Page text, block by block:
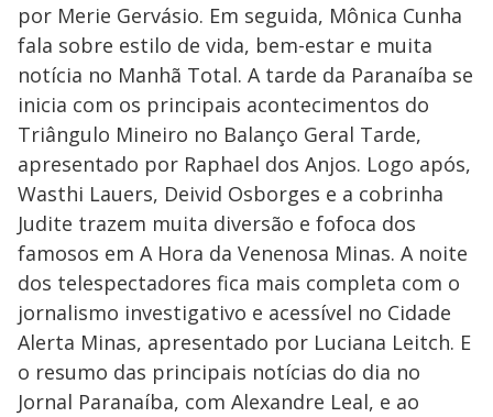
por Merie Gervásio. Em seguida, Mônica Cunha
fala sobre estilo de vida, bem-estar e muita
notícia no Manhã Total. A tarde da Paranaíba se
inicia com os principais acontecimentos do
Triângulo Mineiro no Balanço Geral Tarde,
apresentado por Raphael dos Anjos. Logo após,
Wasthi Lauers, Deivid Osborges e a cobrinha
Judite trazem muita diversão e fofoca dos
famosos em A Hora da Venenosa Minas. A noite
dos telespectadores fica mais completa com o
jornalismo investigativo e acessível no Cidade
Alerta Minas, apresentado por Luciana Leitch. E
o resumo das principais notícias do dia no
Jornal Paranaíba, com Alexandre Leal, e ao